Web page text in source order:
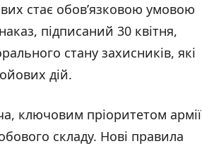
стає обов’язковою умовою
підписаний 30 квітня,
стану захисників, які
дій.
ключовим пріоритетом армії
складу. Нові правила